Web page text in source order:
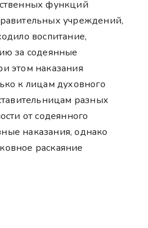
функций
учреждений,
воспитание,
за содеянные
этом наказания
к лицам духовного
разных
от содеянного
наказания, однако
раскаяние